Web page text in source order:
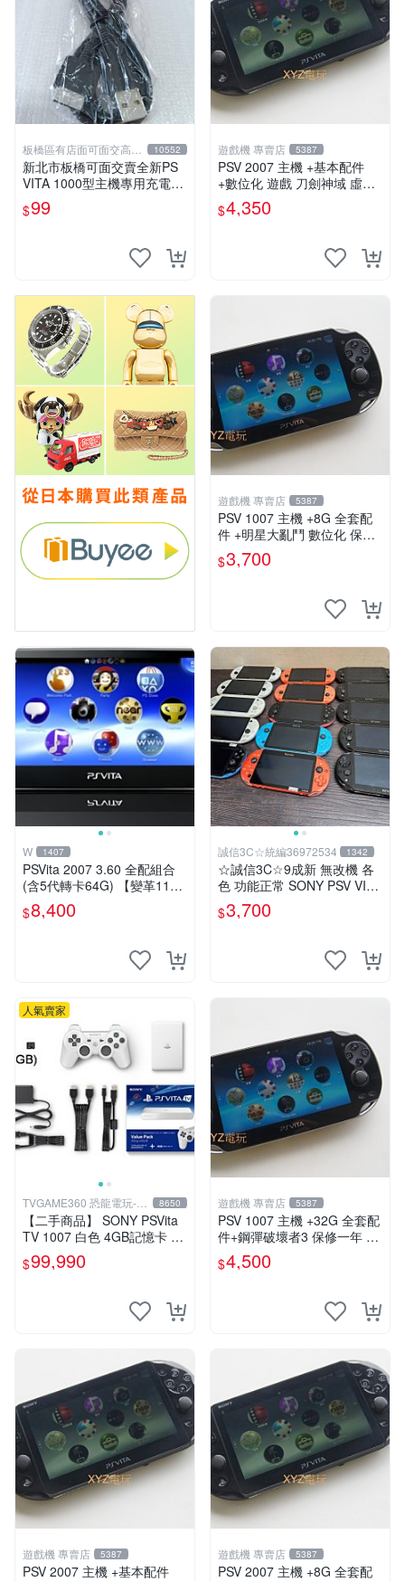
板橋區有店面可面交高價
回收電玩
10552
新北市板橋可面交賣全新PS
VITA 1000型主機專用充電
線....超便宜只賣99元
$99
遊戲機 專賣店 5387
PSV 2007 主機 +基本配件
+數位化 遊戲 刀劍神域 虛空
幻界 保修一年
$4,350
遊戲機 專賣店 5387
PSV 1007 主機 +8G 全套配
件 +明星大亂鬥 數位化 保修
一年 品質有保障
$3,700
W 1407
PSVita 2007 3.60 全配組合
(含5代轉卡64G) 【變革11】
破解改好 + 水晶殼 + 硬殼包
$8,400
誠信3C☆統編36972534 1342
☆誠信3C☆9成新 無改機 各
色 功能正常 SONY PSV VITA
主機 2000~3000型 二手功能
正常 賣3千5~4千也可用各式
$3,700
人氣賣家
TVGAME360 恐龍電玩-台
中店
8650
【二手商品】 SONY PSVita
TV 1007 白色 4GB記憶卡 PS
3手把(白) 書盒完整 【台中恐
龍電玩】
$99,990
遊戲機 專賣店 5387
PSV 1007 主機 +32G 全套配
件+鋼彈破壞者3 保修一年 品
質有保障 psvita
$4,500
遊戲機 專賣店 5387
PSV 2007 主機 +基本配件
遊戲機 專賣店 5387
PSV 2007 主機 +8G 全套配